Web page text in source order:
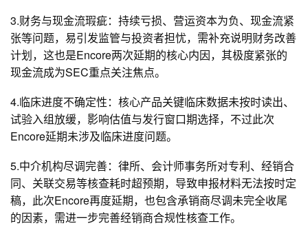
3.财务与现金流瑕疵：持续亏损、营运资本为负、现金流紧
张等问题，易引发监管与投资者担忧，需补充说明财务改善
计划，这也是Encore两次延期的核心内因，其极度紧张的
现金流成为SEC重点关注焦点。
4.临床进度不确定性：核心产品关键临床数据未按时读出、
试验入组放缓，影响估值与发行窗口期选择，不过此次
Encore延期未涉及临床进度问题。
5.中介机构尽调完善：律所、会计师事务所对专利、经销合
同、关联交易等核查耗时超预期，导致申报材料无法按时定
稿，此次Encore再度延期，也包含承销商尽调未完全收尾
的因素，需进一步完善经销商合规性核查工作。